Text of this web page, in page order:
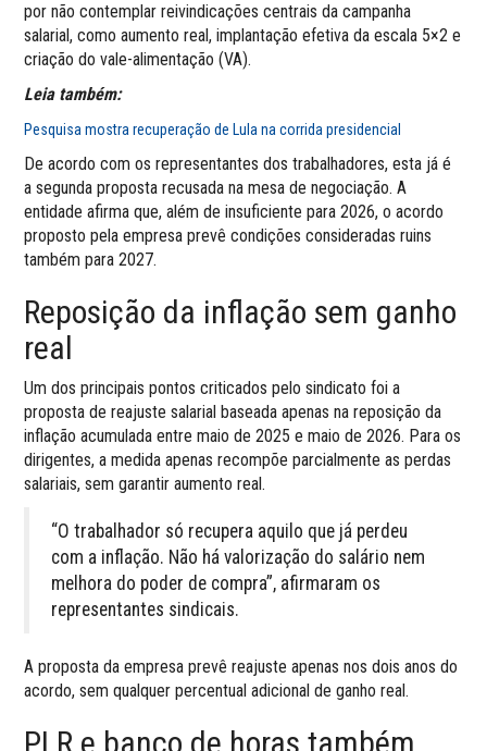
por não contemplar reivindicações centrais da campanha
salarial, como aumento real, implantação efetiva da escala 5×2 e
criação do vale-alimentação (VA).
Leia também:
Pesquisa mostra recuperação de Lula na corrida presidencial
De acordo com os representantes dos trabalhadores, esta já é
a segunda proposta recusada na mesa de negociação. A
entidade afirma que, além de insuficiente para 2026, o acordo
proposto pela empresa prevê condições consideradas ruins
também para 2027.
Reposição da inflação sem ganho
real
Um dos principais pontos criticados pelo sindicato foi a
proposta de reajuste salarial baseada apenas na reposição da
inflação acumulada entre maio de 2025 e maio de 2026. Para os
dirigentes, a medida apenas recompõe parcialmente as perdas
salariais, sem garantir aumento real.
“O trabalhador só recupera aquilo que já perdeu
com a inflação. Não há valorização do salário nem
melhora do poder de compra”, afirmaram os
representantes sindicais.
A proposta da empresa prevê reajuste apenas nos dois anos do
acordo, sem qualquer percentual adicional de ganho real.
PLR e banco de horas também